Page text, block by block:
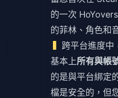
的一次
的菲林、角色和
跨平台進度中
基本上所有與帳
的是與平台綁定
檔是安全的，但